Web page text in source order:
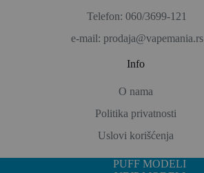
Telefon: 060/3699-121
e-mail: prodaja@vapemania.rs
Info
O nama
Politika privatnosti
Uslovi korišćenja
PUFF MODELI